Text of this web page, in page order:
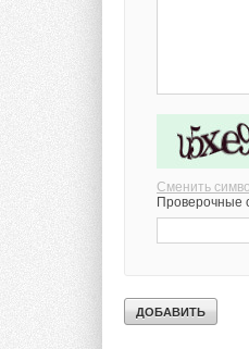
Сменить
Проверочные